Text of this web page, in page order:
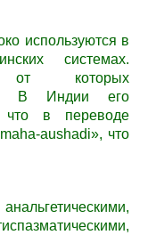
используются в
системах.
от которых
В Индии его
что в переводе
aushadi», что